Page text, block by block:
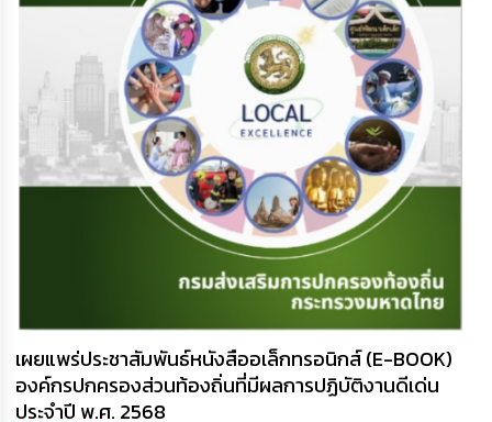
เผยแพร่ประชาสัมพันธ์หนังสืออเล็กทรอนิกส์ (E-BOOK)
องค์กรปกครองส่วนท้องถิ่นที่มีผลการปฏิบัติงานดีเด่น
ประจำปี พ.ศ. 2568